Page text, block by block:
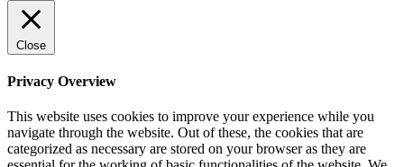
Close
Privacy Overview
This website uses cookies to improve your experience while you
navigate through the website. Out of these, the cookies that are
categorized as necessary are stored on your browser as they are